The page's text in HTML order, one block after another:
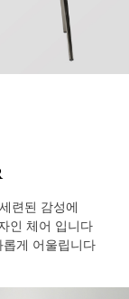
련된 감성에
인 체어 입니다
게 어울립니다